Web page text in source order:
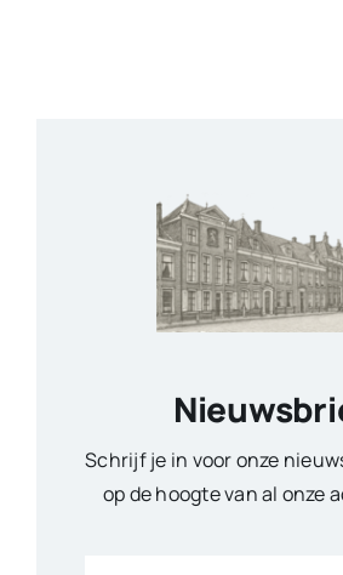
Schrijf je in voor onze
op de hoogte van al onze